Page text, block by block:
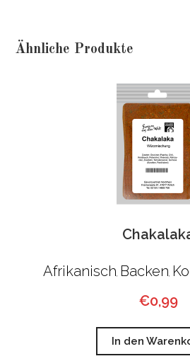
Ähnliche Produkte
Afrikanisch, Backen,
€0,99
In den